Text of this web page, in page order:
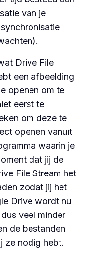
van je
Drive File
een afbeelding
openen om te
eerst te
om deze te
openen vanuit
waarin je
dat jij de
File Stream het
zodat jij het
Drive wordt nu
veel minder
de bestanden
ze nodig hebt.